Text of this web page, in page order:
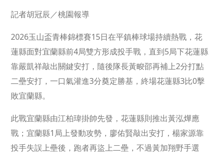
記者胡冠辰／桃園報導
2026玉山盃青棒錦標賽15日在平鎮棒球場持續熱戰，花
蓮縣面對宜蘭縣前4局雙方形成投手戰，直到5局下花蓮縣
靠嚴凱祥敲出關鍵安打，隨後隊長黃畯邵再補上2分打點
二壘安打，一口氣灌進3分奠定勝基，終場花蓮縣3比0擊
敗宜蘭縣。
此戰宜蘭縣由江柏瑋掛帥先發，花蓮縣則推出黃泓燁應
戰；宜蘭縣1局上發動攻勢，廖佑賢敲出安打，楊家源靠
投手失誤上壘後，跑者再盜上二壘，不過黃加翔野手選